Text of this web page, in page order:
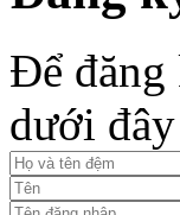
Để đăng
dưới đây